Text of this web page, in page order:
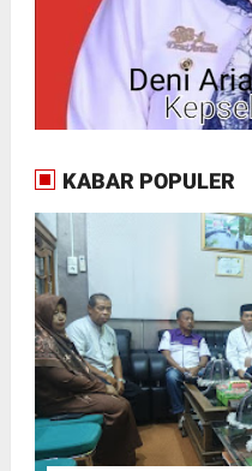
KABAR POPULER